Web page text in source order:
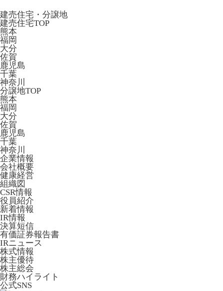
建売住宅・分譲地
建売住宅TOP
熊本
福岡
大分
佐賀
鹿児島
千葉
神奈川
分譲地TOP
熊本
福岡
大分
佐賀
鹿児島
千葉
神奈川
企業情報
会社概要
健康経営
組織図
CSR情報
役員紹介
新着情報
IR情報
決算短信
有価証券報告書
IRニュース
株式情報
株主優待
株主総会
財務ハイライト
公式SNS